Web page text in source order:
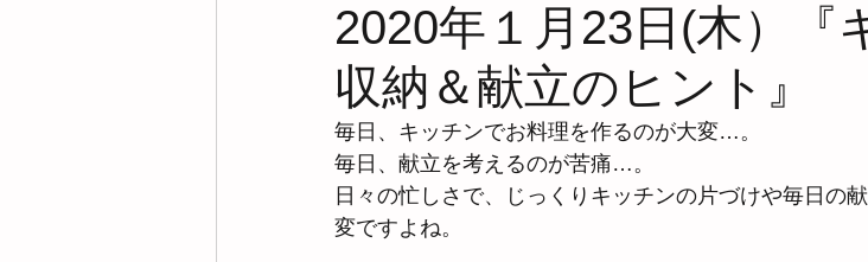
2020年１月23日(木）『
収納＆献立のヒント』
毎日、キッチンでお料理を作るのが大変…。
毎日、献立を考えるのが苦痛…。
日々の忙しさで、じっくりキッチンの片づけや毎日の
変ですよね。